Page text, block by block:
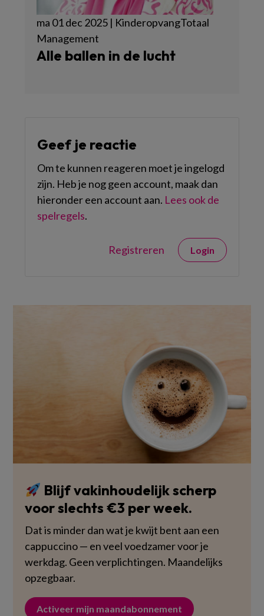
ma 01 dec 2025 | KinderopvangTotaal
Management
Alle ballen in de lucht
Geef je reactie
Om te kunnen reageren moet je ingelogd
zijn. Heb je nog geen account, maak dan
hieronder een account aan. Lees ook de
spelregels.
Registreren Login
Blijf vakinhoudelijk scherp
voor slechts €3 per week.
Dat is minder dan wat je kwijt bent aan een
cappuccino — en veel voedzamer voor je
werkdag. Geen verplichtingen. Maandelijks
opzegbaar.
Activeer mijn maandabonnement